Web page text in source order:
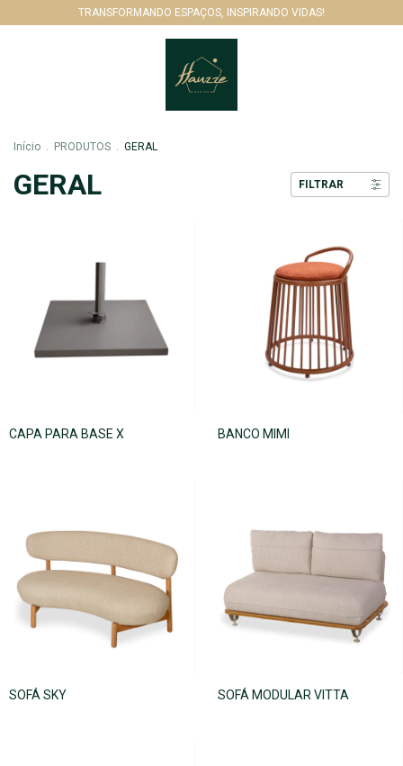
TRANSFORMANDO ESPAÇOS, INSPIRANDO VIDAS!
Início . PRODUTOS . GERAL
GERAL FILTRAR
CAPA PARA BASE X BANCO MIMI
SOFÁ SKY SOFÁ MODULAR VITTA